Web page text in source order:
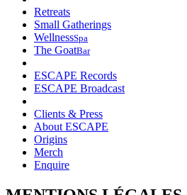
Retreats
Small Gatherings
WellnessSpa
The GoatBar
ESCAPE Records
ESCAPE Broadcast
Clients & Press
About ESCAPE
Origins
Merch
Enquire